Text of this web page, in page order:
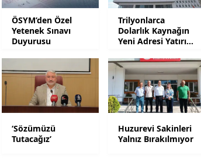
Yozgat
Zonguldak
Aksaray
Bayburt
Kırıkkale
ÖSYM’den Özel
Yetenek Sınavı
Duyurusu
Trilyonlarca
Dolarlık Kaynağın
Yeni Adresi Yatırım
‘Sözümüzü
Tutacağız’
Huzurevi Sakinleri
Yalnız Bırakılmıyor